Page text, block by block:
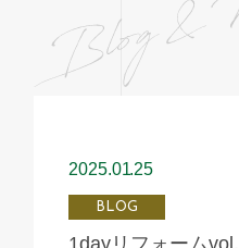
2025.0125
BLOG
1dayリフォーム